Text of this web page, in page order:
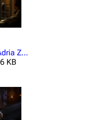
SG1 10x19 Adria Zelle.JPG
KB